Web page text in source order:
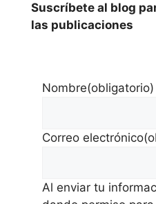
Suscríbete al blog
las publicaciones
Nombre(obligatorio)
Correo electrónico
Al enviar tu